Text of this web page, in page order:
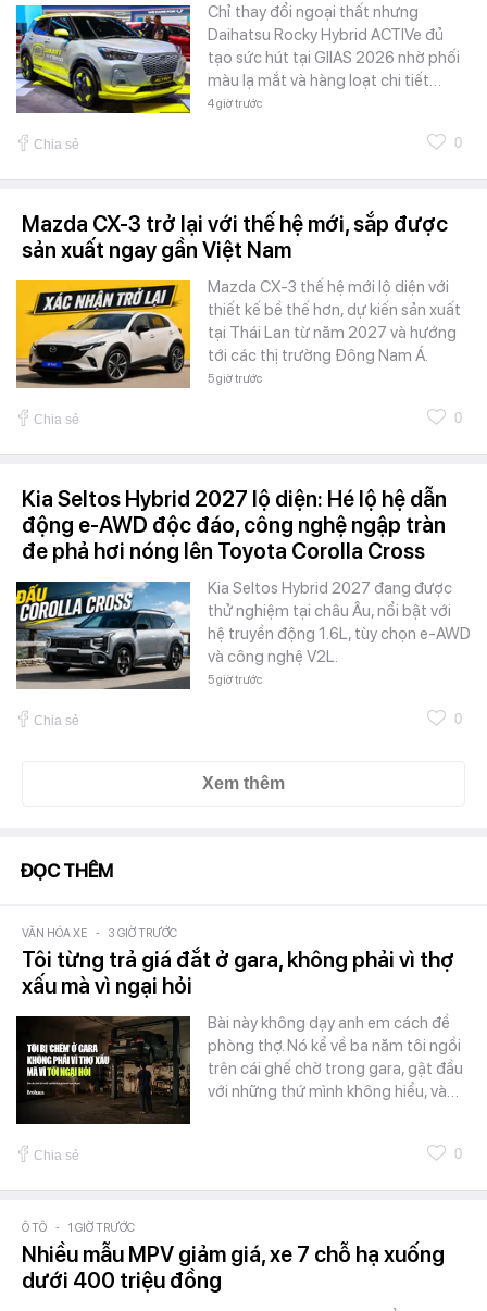
Chỉ thay đổi ngoại thất nhưng
Daihatsu Rocky Hybrid ACTIVe đủ
tạo sức hút tại GIIAS 2026 nhờ phối
màu lạ mắt và hàng loạt chi tiết…
4 giờ trước
Chia sẻ 0
Mazda CX-3 trở lại với thế hệ mới, sắp được
sản xuất ngay gần Việt Nam
Mazda CX-3 thế hệ mới lộ diện với
thiết kế bề thế hơn, dự kiến sản xuất
tại Thái Lan từ năm 2027 và hướng
tới các thị trường Đông Nam Á.
5 giờ trước
Chia sẻ 0
Kia Seltos Hybrid 2027 lộ diện: Hé lộ hệ dẫn
động e-AWD độc đáo, công nghệ ngập tràn
đe phả hơi nóng lên Toyota Corolla Cross
Kia Seltos Hybrid 2027 đang được
thử nghiệm tại châu Âu, nổi bật với
hệ truyền động 1.6L, tùy chọn e-AWD
và công nghệ V2L.
5 giờ trước
Chia sẻ 0
Xem thêm
ĐỌC THÊM
VĂN HÓA XE - 3 GIỜ TRƯỚC
Tôi từng trả giá đắt ở gara, không phải vì thợ
xấu mà vì ngại hỏi
Bài này không dạy anh em cách đề
phòng thợ. Nó kể về ba năm tôi ngồi
trên cái ghế chờ trong gara, gật đầu
với những thứ mình không hiểu, và…
Chia sẻ 0
Ô TÔ - 1 GIỜ TRƯỚC
Nhiều mẫu MPV giảm giá, xe 7 chỗ hạ xuống
dưới 400 triệu đồng